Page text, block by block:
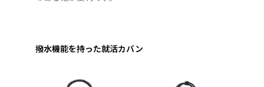
撥水機能を持った就活カバン